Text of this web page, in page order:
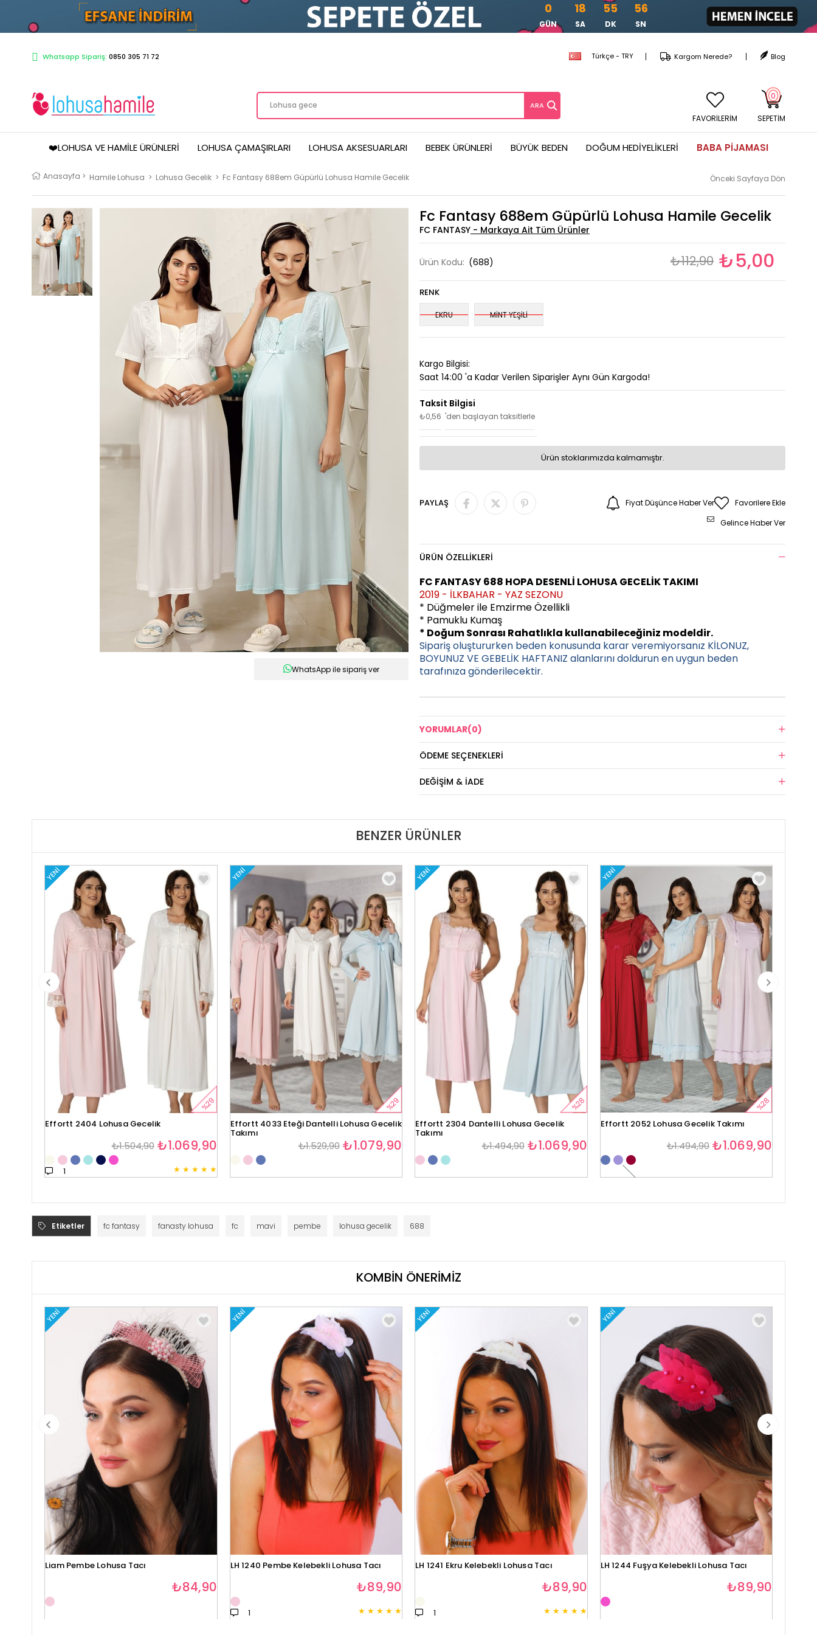
0
GÜN
18
SA
55
DK
55
SN
Whatsapp Sipariş: 0850 305 71 72 Türkçe - TRY Blog
Kargom Nerede?
SEPETIM
0
FAVORİLERİM
❤️LOHUSA VE HAMILE ÜRÜNLERI LOHUSA ÇAMAŞIRLARI LOHUSA AKSESUARLARI BEBEK ÜRÜNLERI BÜYÜK BEDEN DOĞUM HEDIYELIKLERI BABA PIJAMASI
Anasayfa > Hamile Lohusa > Lohusa Gecelik > Fc Fantasy 688em Güpürlü Lohusa Hamile Gecelik Önceki Sayfaya Dön
WhatsApp ile sipariş ver
Fc Fantasy 688em Güpürlü Lohusa Hamile Gecelik
FC FANTASY
Ürün Kodu: (688) ₺112,90 ₺5,00
RENK
EKRU MİNT YEŞİLİ
Kargo Bilgisi:
Saat 14:00 'a Kadar Verilen Siparişler Aynı Gün Kargoda!
₺0,56 'den başlayan taksitlerle
Ürün stoklarımızda kalmamıştır.
PAYLAŞ Favorilere Ekle
Fiyat Düşünce Haber Ver
Gelince Haber Ver
ÜRÜN ÖZELLIKLERI
FC FANTASY 688 HOPA DESENLİ LOHUSA GECELİK TAKIMI
2019 - İLKBAHAR - YAZ SEZONU
* Düğmeler ile Emzirme Özellikli
* Pamuklu Kumaş
* Doğum Sonrası Rahatlıkla kullanabileceğiniz modeldir.
Sipariş oluştururken beden konusunda karar veremiyorsanız KİLONUZ,
BOYUNUZ VE GEBELİK HAFTANIZ alanlarını doldurun en uygun beden
tarafınıza gönderilecektir.
YORUMLAR(0)
ÖDEME SEÇENEKLERI
DEĞIŞIM & İADE
BENZER ÜRÜNLER
YENI
%29
Effortt 2404 Lohusa Gecelik
★ ★ ★ ★ ★
1
₺1.069,90
₺1.504,90
YENI
%29
Effortt 4033 Eteği Dantelli Lohusa Gecelik
Takımı
₺1.079,90
₺1.529,90
YENI
%28
Effortt 2304 Dantelli Lohusa Gecelik
Takımı
₺1.069,90
₺1.494,90
YENI
%28
Effortt 2052 Lohusa Gecelik Takımı
₺1.069,90
₺1.494,90
Etiketler fc fantasy fanasty lohusa fc mavi pembe lohusa gecelik 688
KOMBİN ÖNERİMİZ
YENI
Liam Pembe Lohusa Tacı
₺84,90
YENI
LH 1240 Pembe Kelebekli Lohusa Tacı
★ ★ ★ ★ ★
1
₺89,90
YENI
LH 1241 Ekru Kelebekli Lohusa Tacı
★ ★ ★ ★ ★
1
₺89,90
YENI
LH 1244 Fuşya Kelebekli Lohusa Tacı
₺89,90